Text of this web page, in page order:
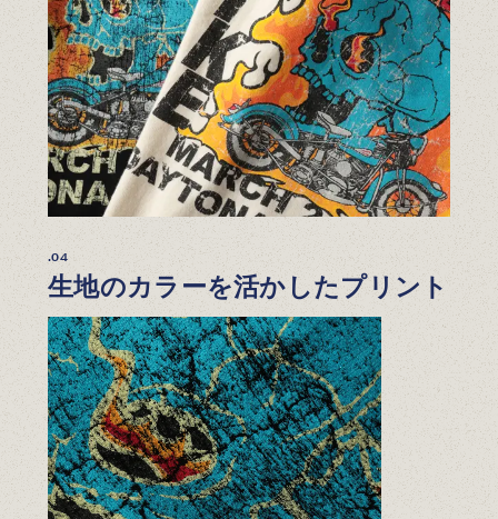
.04
生地のカラーを活かしたプリント